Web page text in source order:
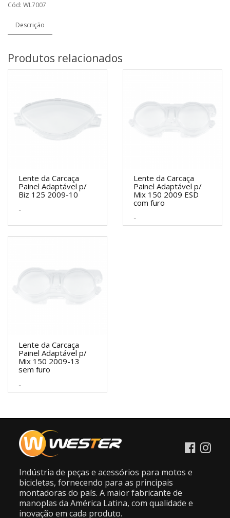
Cód: WL7007
Descrição
Produtos relacionados
Lente da Carcaça
Painel Adaptável p/
Biz 125 2009-10
..
Lente da Carcaça
Painel Adaptável p/
Mix 150 2009 ESD
com furo
..
Lente da Carcaça
Painel Adaptável p/
Mix 150 2009-13
sem furo
..
Indústria de peças e acessórios para motos e
bicicletas, fornecendo para as principais
montadoras do país. A maior fabricante de
manoplas da América Latina, com qualidade e
inovação em cada produto.